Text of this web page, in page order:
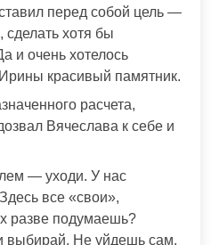
перед собой цель —
сделать хотя бы
и очень хотелось
красивый памятник.
расчета,
Вячеслава к себе и
— уходи. У нас
все «свои»,
разве подумаешь?
выбирай. Не уйдешь сам,